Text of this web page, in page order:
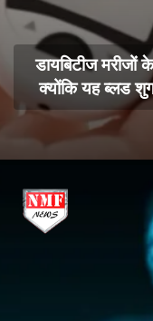
डायबिटीज मरीजों
क्योंकि यह ब्लड